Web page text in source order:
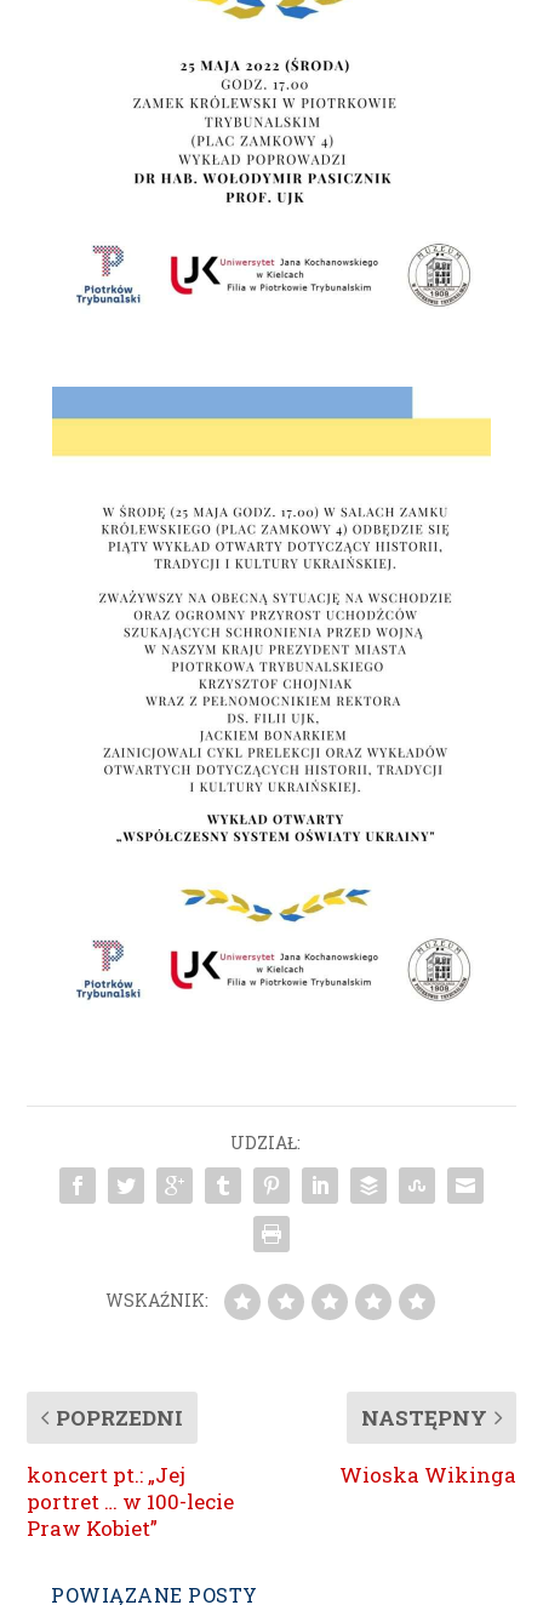
UDZIAŁ:
WSKAŹNIK:
POPRZEDNI
koncert pt.: „Jej
portret … w 100-lecie
Praw Kobiet”
NASTĘPNY
Wioska Wikinga
POWIĄZANE POSTY